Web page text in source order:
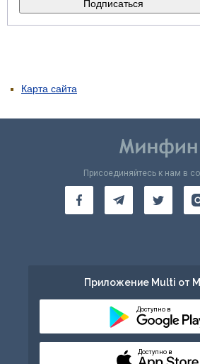
Карта сайта
Присоединяйтесь к нам в
Приложение Multi от
Доступно в
Доступно в